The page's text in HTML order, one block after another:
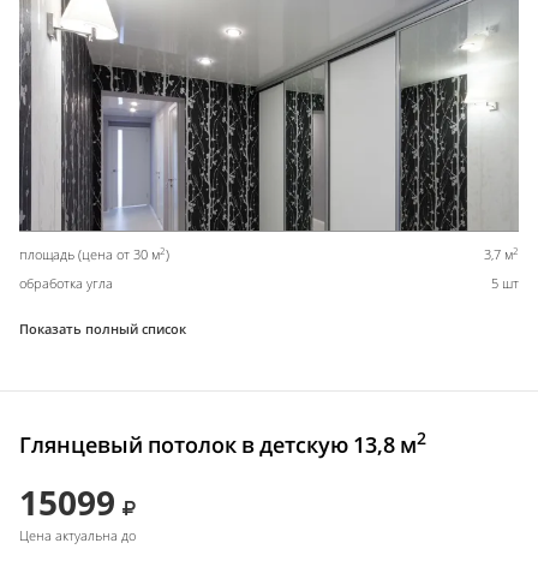
площадь (цена от 30 м2) 3,7 м2
обработка угла 5 шт
Показать полный список
Глянцевый потолок в детскую 13,8 м2
15099
Цена актуальна до